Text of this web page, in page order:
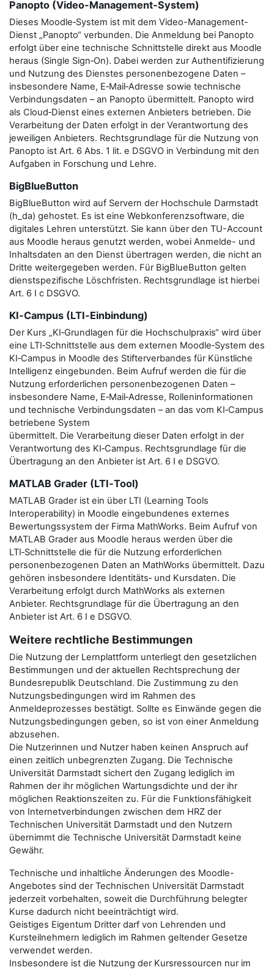
Panopto (Video-Management-System)
Dieses Moodle‑System ist mit dem Video-Management-
Dienst „Panopto“ verbunden. Die Anmeldung bei Panopto
erfolgt über eine technische Schnittstelle direkt aus Moodle
heraus (Single Sign‑On). Dabei werden zur Authentifizierung
und Nutzung des Dienstes personenbezogene Daten –
insbesondere Name, E‑Mail‑Adresse sowie technische
Verbindungsdaten – an Panopto übermittelt. Panopto wird
als Cloud‑Dienst eines externen Anbieters betrieben. Die
Verarbeitung der Daten erfolgt in der Verantwortung des
jeweiligen Anbieters. Rechtsgrundlage für die Nutzung von
Panopto ist Art. 6 Abs. 1 lit. e DSGVO in Verbindung mit den
Aufgaben in Forschung und Lehre.
BigBlueButton
BigBlueButton wird auf Servern der Hochschule Darmstadt
(h_da) gehostet. Es ist eine Webkonferenzsoftware, die
digitales Lehren unterstützt. Sie kann über den TU-Account
aus Moodle heraus genutzt werden, wobei Anmelde- und
Inhaltsdaten an den Dienst übertragen werden, die nicht an
Dritte weitergegeben werden. Für BigBlueButton gelten
dienstspezifische Löschfristen. Rechtsgrundlage ist hierbei
Art. 6 I c DSGVO.
KI‑Campus (LTI‑Einbindung)
Der Kurs „KI‑Grundlagen für die Hochschulpraxis“ wird über
eine LTI‑Schnittstelle aus dem externen Moodle‑System des
KI‑Campus in Moodle des Stifterverbandes für Künstliche
Intelligenz eingebunden. Beim Aufruf werden die für die
Nutzung erforderlichen personenbezogenen Daten –
insbesondere Name, E‑Mail‑Adresse, Rolleninformationen
und technische Verbindungsdaten – an das vom KI‑Campus
betriebene System
übermittelt. Die Verarbeitung dieser Daten erfolgt in der
Verantwortung des KI‑Campus. Rechtsgrundlage für die
Übertragung an den Anbieter ist Art. 6 I e DSGVO.
MATLAB Grader (LTI‑Tool)
MATLAB Grader ist ein über LTI (Learning Tools
Interoperability) in Moodle eingebundenes externes
Bewertungssystem der Firma MathWorks. Beim Aufruf von
MATLAB Grader aus Moodle heraus werden über die
LTI‑Schnittstelle die für die Nutzung erforderlichen
personenbezogenen Daten an MathWorks übermittelt. Dazu
gehören insbesondere Identitäts‑ und Kursdaten. Die
Verarbeitung erfolgt durch MathWorks als externen
Anbieter. Rechtsgrundlage für die Übertragung an den
Anbieter ist Art. 6 I e DSGVO.
Weitere rechtliche Bestimmungen
Die Nutzung der Lernplattform unterliegt den gesetzlichen
Bestimmungen und der aktuellen Rechtsprechung der
Bundesrepublik Deutschland. Die Zustimmung zu den
Nutzungsbedingungen wird im Rahmen des
Anmeldeprozesses bestätigt. Sollte es Einwände gegen die
Nutzungsbedingungen geben, so ist von einer Anmeldung
abzusehen.
Die Nutzerinnen und Nutzer haben keinen Anspruch auf
einen zeitlich unbegrenzten Zugang. Die Technische
Universität Darmstadt sichert den Zugang lediglich im
Rahmen der ihr möglichen Wartungsdichte und der ihr
möglichen Reaktionszeiten zu. Für die Funktionsfähigkeit
von Internetverbindungen zwischen dem HRZ der
Technischen Universität Darmstadt und den Nutzern
übernimmt die Technische Universität Darmstadt keine
Gewähr.
Technische und inhaltliche Änderungen des Moodle-
Angebotes sind der Technischen Universität Darmstadt
jederzeit vorbehalten, soweit die Durchführung belegter
Kurse dadurch nicht beeinträchtigt wird.
Geistiges Eigentum Dritter darf von Lehrenden und
Kursteilnehmern lediglich im Rahmen geltender Gesetze
verwendet werden.
Insbesondere ist die Nutzung der Kursressourcen nur im